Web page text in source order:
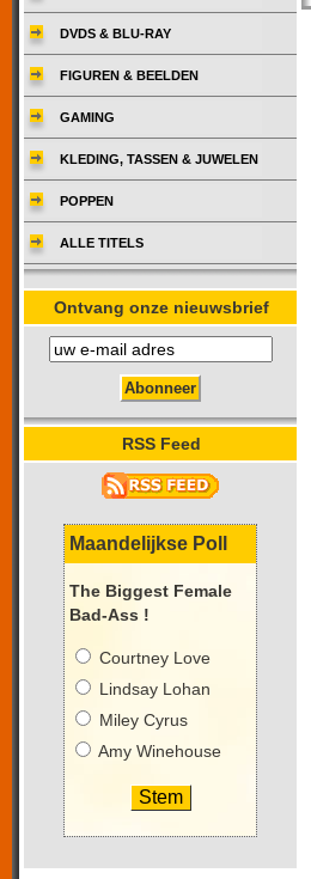
DVDS & BLU-RAY
FIGUREN & BEELDEN
GAMING
KLEDING, TASSEN & JUWELEN
POPPEN
ALLE TITELS
Ontvang onze nieuwsbrief
RSS Feed
Maandelijkse Poll
The Biggest Female
Bad-Ass !
Courtney Love
Lindsay Lohan
Miley Cyrus
Amy Winehouse